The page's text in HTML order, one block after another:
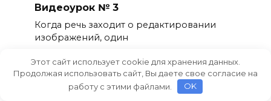
Видеоурок № 3
Когда речь заходит о редактировании
изображений, один
Этот сайт использует cookie для хранения данных.
Продолжая использовать сайт, Вы даете свое согласие на
работу с этими файлами.
OK